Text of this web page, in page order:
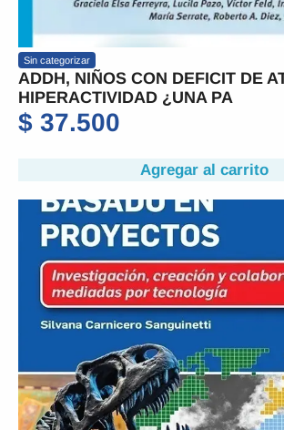
Sin categorizar
ADDH, NIÑOS CON DEFICIT DE
HIPERACTIVIDAD ¿UNA PA
$ 37.500
Agregar al carrito